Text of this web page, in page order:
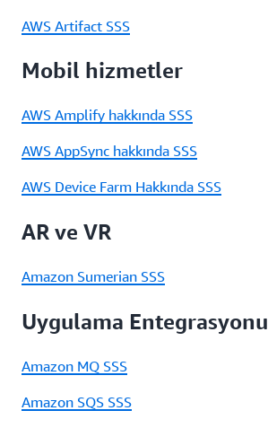
AWS Artifact SSS
Mobil hizmetler
AWS Amplify hakkında SSS
AWS AppSync hakkında SSS
AWS Device Farm Hakkında SSS
AR ve VR
Amazon Sumerian SSS
Uygulama Entegrasyonu
Amazon MQ SSS
Amazon SQS SSS